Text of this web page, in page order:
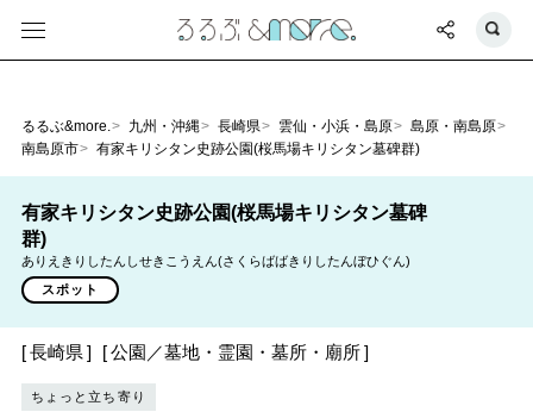
るるぶ&more. 九州・沖縄 長崎県 雲仙・小浜・島原
島原・南島原
南島原市
有家キリシタン史跡公園(桜馬場キリシタン墓碑群)
有家キリシタン史跡公園(桜馬場キリシタン墓碑
群)
ありえきりしたんしせきこうえん(さくらばばきりしたんぼひぐん)
スポット
長崎県 公園／墓地・霊園・墓所・廟所
ちょっと立ち寄り